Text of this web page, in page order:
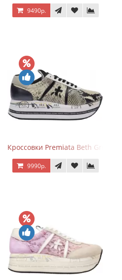
9490р.
Кроссовки Premiata Beth Grey
9990р.